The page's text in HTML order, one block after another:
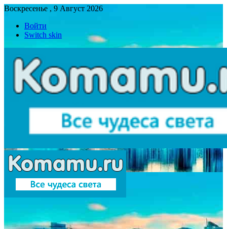
Воскресенье , 9 Август 2026
Войти
Switch skin